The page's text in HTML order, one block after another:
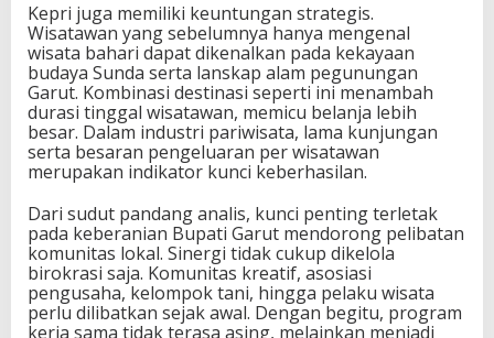
Kepri juga memiliki keuntungan strategis.
Wisatawan yang sebelumnya hanya mengenal
wisata bahari dapat dikenalkan pada kekayaan
budaya Sunda serta lanskap alam pegunungan
Garut. Kombinasi destinasi seperti ini menambah
durasi tinggal wisatawan, memicu belanja lebih
besar. Dalam industri pariwisata, lama kunjungan
serta besaran pengeluaran per wisatawan
merupakan indikator kunci keberhasilan.
Dari sudut pandang analis, kunci penting terletak
pada keberanian Bupati Garut mendorong pelibatan
komunitas lokal. Sinergi tidak cukup dikelola
birokrasi saja. Komunitas kreatif, asosiasi
pengusaha, kelompok tani, hingga pelaku wisata
perlu dilibatkan sejak awal. Dengan begitu, program
kerja sama tidak terasa asing, melainkan menjadi